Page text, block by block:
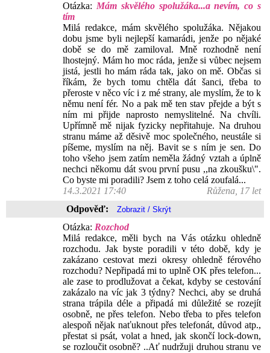
Otázka: Mám skvělého spolužáka...a nevím, co s
tím
Milá redakce, mám skvělého spolužáka. Nějakou
dobu jsme byli nejlepší kamarádi, jenže po nějaké
době se do mě zamiloval. Mně rozhodně není
lhostejný. Mám ho moc ráda, jenže si vůbec nejsem
jistá, jestli ho mám ráda tak, jako on mě. Občas si
říkám, že bych tomu chtěla dát šanci, třeba to
přeroste v něco víc i z mé strany, ale myslím, že to k
němu není fér. No a pak mě ten stav přejde a být s
ním mi přijde naprosto nemyslitelné. Na chvíli.
Upřímně mě nijak fyzicky nepřitahuje. Na druhou
stranu máme až děsivě moc společného, neustále si
píšeme, myslím na něj. Bavit se s ním je sen. Do
toho všeho jsem zatím neměla žádný vztah a úplně
nechci někomu dát svou první pusu ,,na zkoušku\".
Co byste mi poradili? Jsem z toho celá zoufalá...
14.3.2021 17:40
Růžena, 17 let
Odpověď:
Otázka: Rozchod
Milá redakce, měli bych na Vás otázku ohledně
rozchodu. Jak byste poradili v této době, kdy je
zakázano cestovat mezi okresy ohledně férového
rozchodu? Nepřipadá mi to uplně OK přes telefon...
ale zase to prodlužovat a čekat, kdyby se cestování
zakázalo na víc jak 3 týdny? Nechci, aby se druhá
strana trápila déle a připadá mi důležité se rozejít
osobně, ne přes telefon. Nebo třeba to přes telefon
alespoň nějak naťuknout přes telefonát, důvod atp.,
přestat si psát, volat a hned, jak skončí lock-down,
se rozloučit osobně? ..Ať nudržuji druhou stranu ve